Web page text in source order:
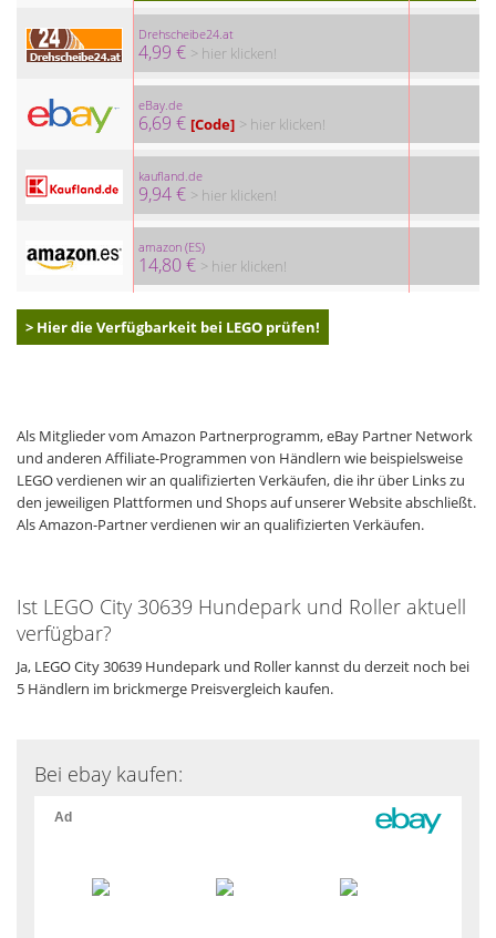
Drehscheibe24.at
4,99 € > hier klicken!
eBay.de
6,69 € [Code] > hier klicken!
kaufland.de
9,94 € > hier klicken!
amazon (ES)
14,80 € > hier klicken!
> Hier die Verfügbarkeit bei LEGO prüfen!
Als Mitglieder vom Amazon Partnerprogramm, eBay Partner Network
und anderen Affiliate-Programmen von Händlern wie beispielsweise
LEGO verdienen wir an qualifizierten Verkäufen, die ihr über Links zu
den jeweiligen Plattformen und Shops auf unserer Website abschließt.
Als Amazon-Partner verdienen wir an qualifizierten Verkäufen.
Ist LEGO City 30639 Hundepark und Roller aktuell
verfügbar?
Ja, LEGO City 30639 Hundepark und Roller kannst du derzeit noch bei
5 Händlern im brickmerge Preisvergleich kaufen.
Bei ebay kaufen: